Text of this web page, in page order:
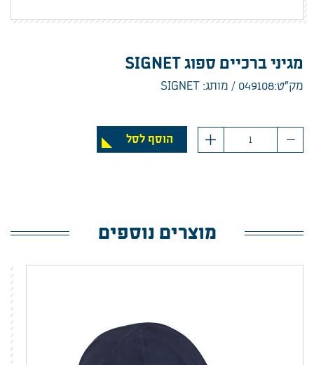
מגיני ברכיים ספוג SIGNET
מק”ט:049108 מותג: SIGNET
הוסף לסל
מוצרים נוספים